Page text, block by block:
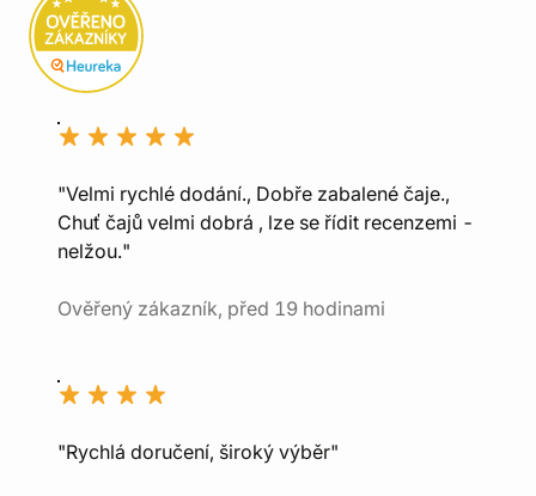
"Velmi rychlé dodání., Dobře zabalené čaje.,
Chuť čajů velmi dobrá , lze se řídit recenzemi -
nelžou."
Ověřený zákazník, před 19 hodinami
"Rychlá doručení, široký výběr"